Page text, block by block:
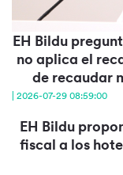
EH Bildu
no aplica el
de recaudar
| 2026-07-29 08:59:00
EH Bildu
fiscal a los